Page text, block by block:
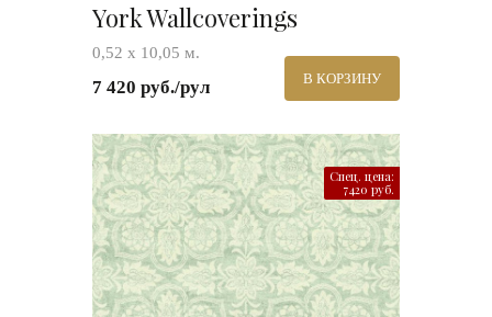
York Wallcoverings
0,52 х 10,05 м.
7 420 руб./рул В КОРЗИНУ
Спец. цена:
7420 руб.